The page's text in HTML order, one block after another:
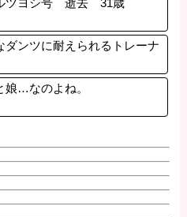
ルツヨシ号 逝去 31歳
ダンツに耐えられるトレーナ
娘…なのよね。